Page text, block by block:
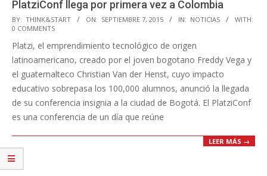
PlatziConf llega por primera vez a Colombia
2015-
09-
07
BY: THINK&START ON: SEPTIEMBRE 7, 2015 IN: NOTICIAS
WITH:
0 COMMENTS
Platzi, el emprendimiento tecnológico de origen
latinoamericano, creado por el joven bogotano Freddy Vega y
el guatemalteco Christian Van der Henst, cuyo impacto
educativo sobrepasa los 100,000 alumnos, anunció la llegada
de su conferencia insignia a la ciudad de Bogotá. El PlatziConf
es una conferencia de un día que reúne
LEER MÁS →